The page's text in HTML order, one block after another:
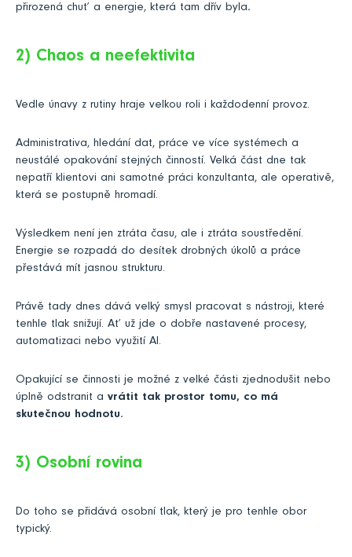
přirozená chuť a energie, která tam dřív byla.
2) Chaos a neefektivita
Vedle únavy z rutiny hraje velkou roli i každodenní provoz.
Administrativa, hledání dat, práce ve více systémech a
neustálé opakování stejných činností. Velká část dne tak
nepatří klientovi ani samotné práci konzultanta, ale operativě,
která se postupně hromadí.
Výsledkem není jen ztráta času, ale i ztráta soustředění.
Energie se rozpadá do desítek drobných úkolů a práce
přestává mít jasnou strukturu.
Právě tady dnes dává velký smysl pracovat s nástroji, které
tenhle tlak snižují. Ať už jde o dobře nastavené procesy,
automatizaci nebo využití AI.
Opakující se činnosti je možné z velké části zjednodušit nebo
úplně odstranit a vrátit tak prostor tomu, co má
skutečnou hodnotu.
3) Osobní rovina
Do toho se přidává osobní tlak, který je pro tenhle obor
typický.